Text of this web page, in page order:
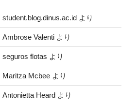
student.blog.dinus.ac.id より
Ambrose Valenti より
seguros flotas より
Maritza Mcbee より
Antonietta Heard より